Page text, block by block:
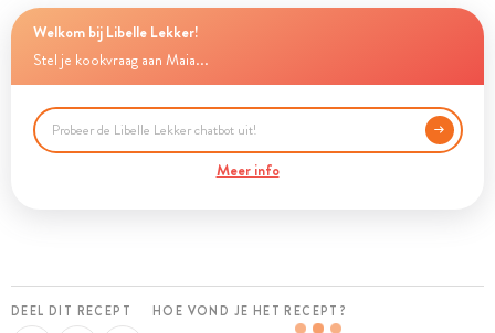
Welkom bij Libelle Lekker!
Stel je kookvraag aan Maia...
Meer info
DEEL DIT RECEPT HOE VOND JE HET RECEPT?